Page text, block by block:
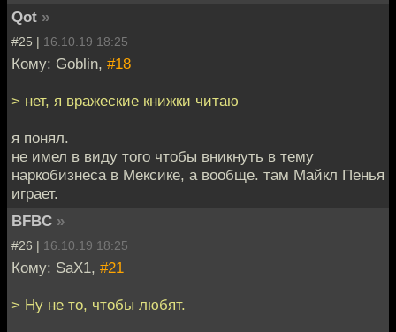
Qot »
#25 | 16.10.19 18:25
Кому: Goblin, #18
> нет, я вражеские книжки читаю
я понял.
не имел в виду того чтобы вникнуть в тему
наркобизнеса в Мексике, а вообще. там Майкл Пенья
играет.
BFBC »
#26 | 16.10.19 18:25
Кому: SaX1, #21
> Ну не то, чтобы любят.